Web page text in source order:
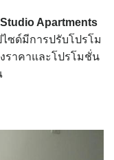
Apartments
ซด์มีการปรับโปรโม
ราคาและโปรโมชั่น